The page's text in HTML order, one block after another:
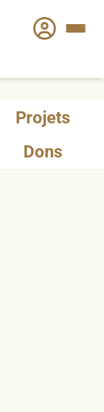
Projets
Dons